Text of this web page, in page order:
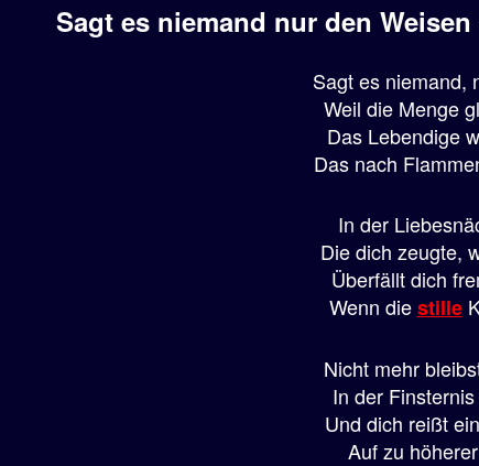
Sagt es niemand nur den
Sagt es niemand,
Weil die Menge
Das Lebendige
Das nach
In der
Die dich zeugte,
Überfällt dich
Wenn diestille
Nicht mehr
In der
Und dich reißt
Auf zu